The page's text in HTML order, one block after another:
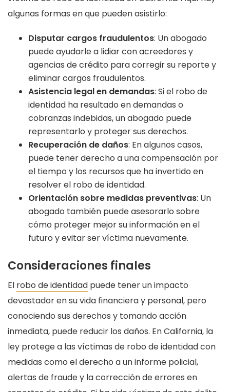
algunas formas en que pueden asistirlo:
Disputar cargos fraudulentos: Un abogado
puede ayudarle a lidiar con acreedores y
agencias de crédito para corregir su reporte y
eliminar cargos fraudulentos.
Asistencia legal en demandas: Si el robo de
identidad ha resultado en demandas o
cobranzas indebidas, un abogado puede
representarlo y proteger sus derechos.
Recuperación de daños: En algunos casos,
puede tener derecho a una compensación por
el tiempo y los recursos que ha invertido en
resolver el robo de identidad.
Orientación sobre medidas preventivas: Un
abogado también puede asesorarlo sobre
cómo proteger mejor su información en el
futuro y evitar ser víctima nuevamente.
Consideraciones finales
El robo de identidad puede tener un impacto
devastador en su vida financiera y personal, pero
conociendo sus derechos y tomando acción
inmediata, puede reducir los daños. En California, la
ley protege a las víctimas de robo de identidad con
medidas como el derecho a un informe policial,
alertas de fraude y la corrección de errores en